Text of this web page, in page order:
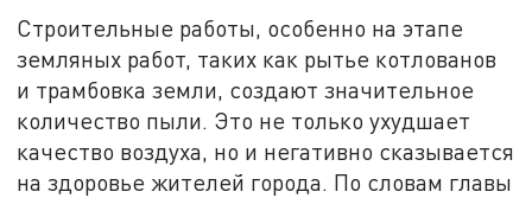
Строительные работы, особенно на этапе
земляных работ, таких как рытье котлованов
и трамбовка земли, создают значительное
количество пыли. Это не только ухудшает
качество воздуха, но и негативно сказывается
на здоровье жителей города. По словам главы